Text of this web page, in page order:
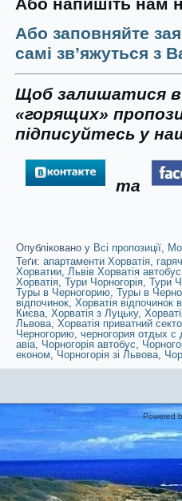
Або заповняйте
самі зв’яжуться з
Щоб залишатися в
«горящих»
підписуйтесь у
та
Опубліковано у Всі пропозиції
Теґи: апартаменти Хорватія
Хорватии Львів Хорватія автобус
Хорватія Тури Чорногорія Тури
Туры в Черногорию Туры в
відпочинок Хорватія відпочинок
Києва Хорватія з Луцьку,
Львова Хорватія приватний
Черногорию черногория отдых с
авіа Чорногорія автобус
економ ,Чорногорія зі Львова
Powered